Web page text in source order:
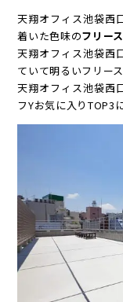
天翔オフィス池袋西
着いた色味のフリー
天翔オフィス池袋西
ていて明るいフリー
天翔オフィス池袋西
フYお気に入りTOP3